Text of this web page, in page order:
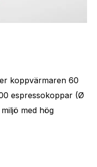
koppvärmaren 60
espressokoppar (Ø
med hög